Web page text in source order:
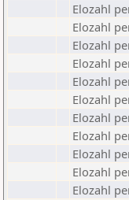
Elozahl
Elozahl
Elozahl
Elozahl
Elozahl
Elozahl
Elozahl
Elozahl
Elozahl
Elozahl
Elozahl